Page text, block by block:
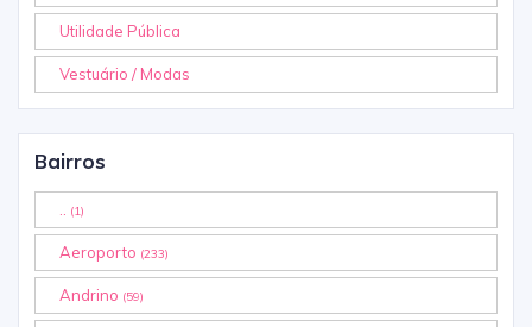
Utilidade Pública
Vestuário / Modas
Bairros
.. (1)
Aeroporto (233)
Andrino (59)